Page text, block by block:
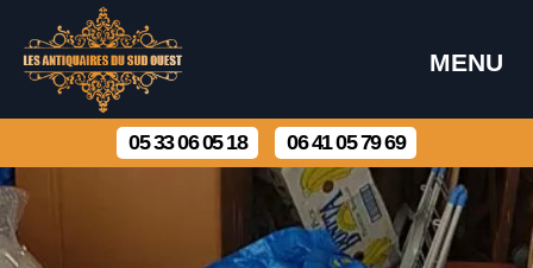
MENU
05 33 06 05 18 06 41 05 79 69